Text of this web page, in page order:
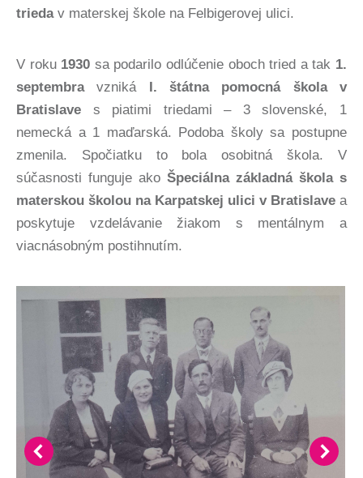
triedav materskej škole na Felbigerovej ulici.
V roku 1930 sa podarilo odlúčenie oboch tried a tak 1.
septembravzniká I. štátna pomocná škola v
Bratislave s piatimi triedami – 3 slovenské, 1
nemecká a 1 maďarská. Podoba školy sa postupne
zmenila. Spočiatku to bola osobitná škola. V
súčasnosti funguje ako Špeciálna základná škola s
materskou školou na Karpatskej ulici v Bratislave a
poskytuje vzdelávanie žiakom s mentálnym a
viacnásobným postihnutím.